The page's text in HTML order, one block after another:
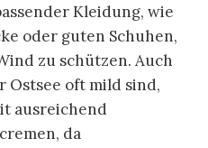
Kleidung, wie
oder guten Schuhen,
zu schützen. Auch
Ostsee oft mild sind,
ausreichend
da